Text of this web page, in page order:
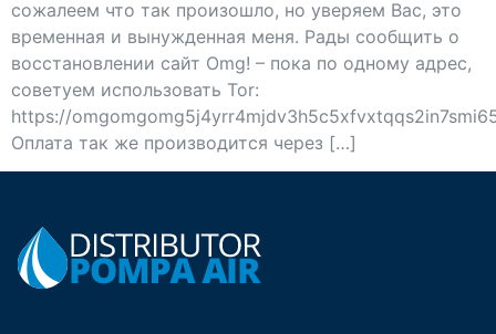
сожалеем что так произошло, но уверяем Вас, это
временная и вынужденная меня. Рады сообщить о
восстановлении сайт Omg! – пока по одному адрес,
советуем использовать Tor:
https://
Оплата так же производится через […]